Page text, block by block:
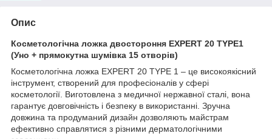
Опис
Косметологічна ложка двостороння EXPERT 20 TYPE1
(Уно + прямокутна шумівка 15 отворів)
Косметологічна ложка EXPERT 20 TYPE 1 – це високоякісний
інструмент, створений для професіоналів у сфері
косметології. Виготовлена з медичної нержавної сталі, вона
гарантує довговічність і безпеку в використанні. Зручна
довжина та продуманий дизайн дозволяють майстрам
ефективно справлятися з різними дерматологічними